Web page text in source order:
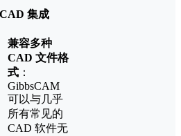
CAD 集成
兼容多种
CAD 文件格
式 ：
GibbsCAM
可以与几乎
所有常见的
CAD 软件无